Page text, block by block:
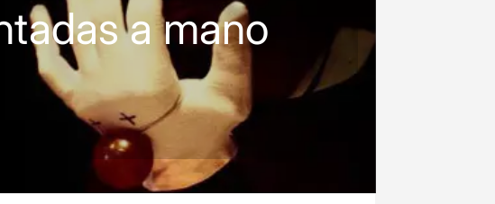
a mano